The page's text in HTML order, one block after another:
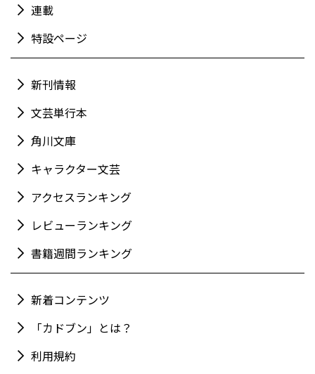
連載
特設ページ
新刊情報
文芸単行本
角川文庫
キャラクター文芸
アクセスランキング
レビューランキング
書籍週間ランキング
新着コンテンツ
「カドブン」とは？
利用規約